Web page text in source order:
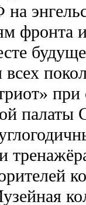
фронта
палаты